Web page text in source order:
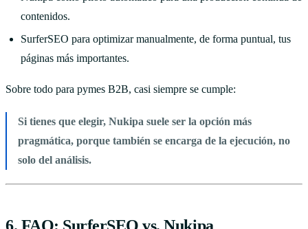
contenidos.
SurferSEO para optimizar manualmente, de forma puntual, tus
páginas más importantes.
Sobre todo para pymes B2B, casi siempre se cumple:
Si tienes que elegir, Nukipa suele ser la opción más
pragmática, porque también se encarga de la ejecución, no
solo del análisis.